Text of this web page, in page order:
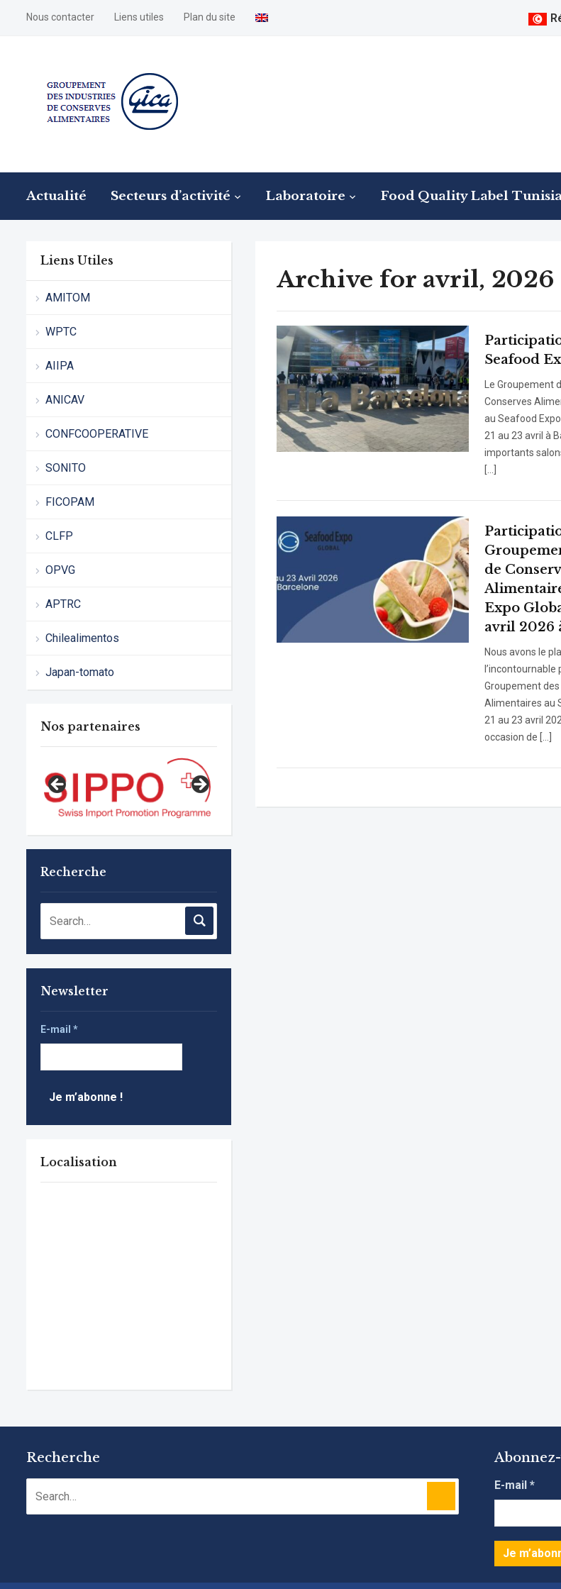
Nous contacter Liens utiles Plan du site
Actualité Secteurs d’activité Laboratoire Food Quality Label
Liens Utiles
AMITOM
WPTC
AIIPA
ANICAV
CONFCOOPERATIVE
SONITO
FICOPAM
CLFP
OPVG
APTRC
Chilealimentos
Japan-tomato
Nos partenaires
Recherche
Newsletter
E-mail *
Localisation
Archive for avril, 2026
Seafood
Le Groupement
Conserves
au Seafood
21 au 23 avril à
importants
de
Expo
avril 2026
Nous avons le
l’incontournable
Groupement
Alimentaires au
21 au 23 avril
occasion de […]
Recherche
E-mail*